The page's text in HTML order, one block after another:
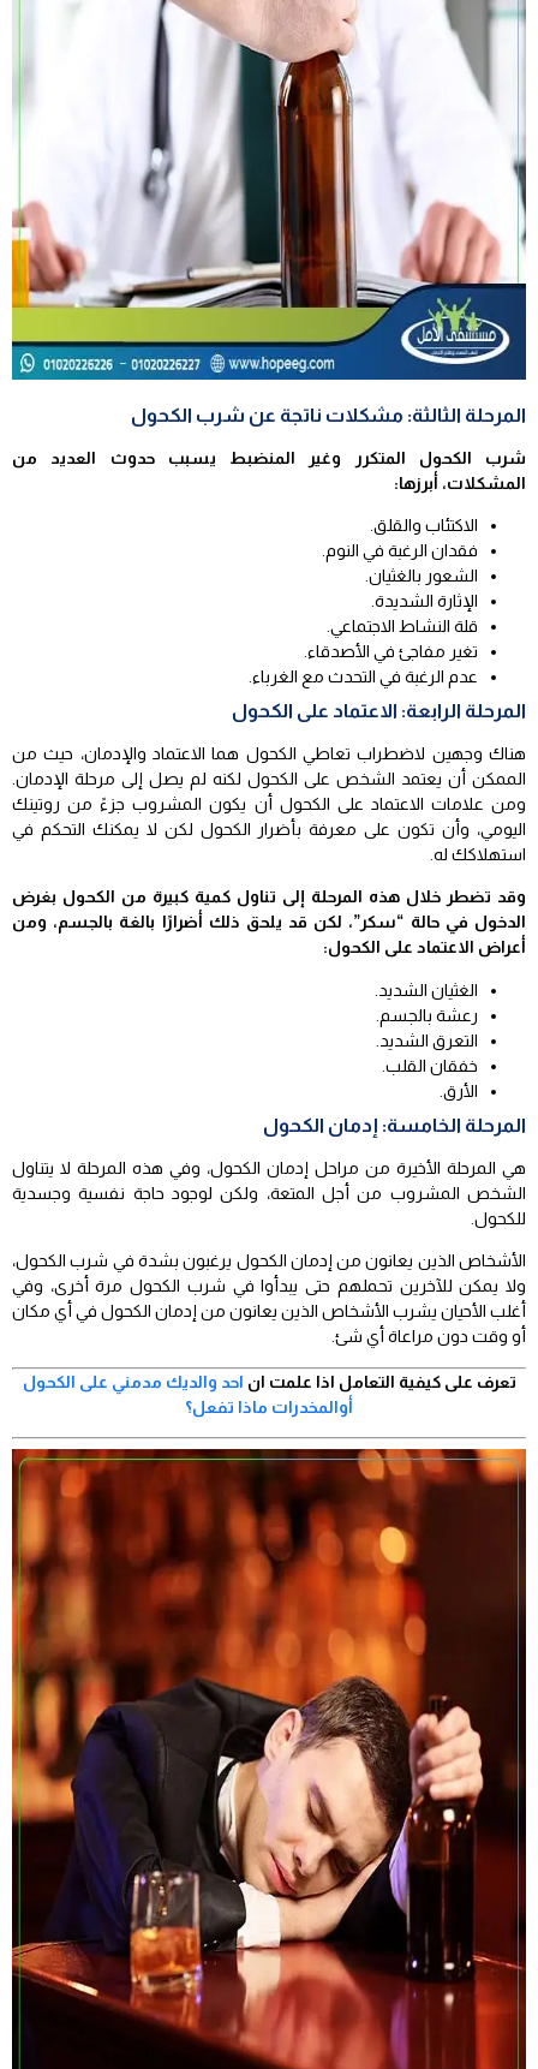
المرحلة الثالثة: مشكلات ناتجة عن شرب الكحول
شرب الكحول المتكرر وغير المنضبط يسبب حدوث العديد من
المشكلات، أبرزها:
الاكتئاب والقلق.
فقدان الرغبة في النوم.
الشعور بالغثيان.
الإثارة الشديدة.
قلة النشاط الاجتماعي.
تغير مفاجئ في الأصدقاء.
عدم الرغبة في التحدث مع الغرباء.
المرحلة الرابعة: الاعتماد على الكحول
هناك وجهين لاضطراب تعاطي الكحول هما الاعتماد والإدمان، حيث من
الممكن أن يعتمد الشخص على الكحول لكنه لم يصل إلى مرحلة الإدمان.
ومن علامات الاعتماد على الكحول أن يكون المشروب جزءً من روتينك
اليومي، وأن تكون على معرفة بأضرار الكحول لكن لا يمكنك التحكم في
استهلاكك له.
وقد تضطر خلال هذه المرحلة إلى تناول كمية كبيرة من الكحول بغرض
الدخول في حالة “سكر”، لكن قد يلحق ذلك أضرارًا بالغة بالجسم، ومن
أعراض الاعتماد على الكحول:
الغثيان الشديد.
رعشة بالجسم.
التعرق الشديد.
خفقان القلب.
الأرق.
المرحلة الخامسة: إدمان الكحول
هي المرحلة الأخيرة من مراحل إدمان الكحول، وفي هذه المرحلة لا يتناول
الشخص المشروب من أجل المتعة، ولكن لوجود حاجة نفسية وجسدية
للكحول.
الأشخاص الذين يعانون من إدمان الكحول يرغبون بشدة في شرب الكحول،
ولا يمكن للآخرين تحملهم حتى يبدأوا في شرب الكحول مرة أخرى، وفي
أغلب الأحيان يشرب الأشخاص الذين يعانون من إدمان الكحول في أي مكان
أو وقت دون مراعاة أي شئ.
تعرف على كيفية التعامل اذا علمت ان احد والديك مدمني على الكحول
أوالمخدرات ماذا تفعل؟